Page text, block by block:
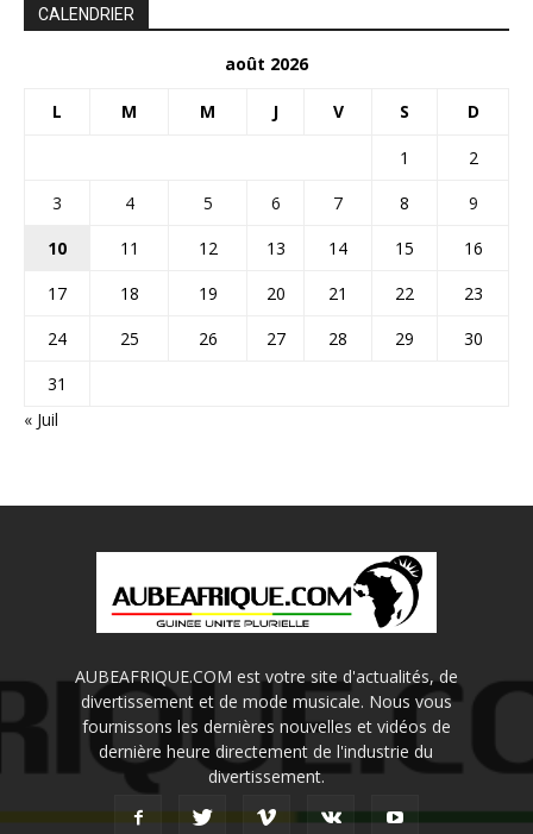
CALENDRIER
août 2026
L M M J V S D
1
2
3
4 5 6 7 8
9
10
11 12 13 14 15
16
17
18 19 20 21 22
23
24
25 26 27 28 29
30
31
« Juil
AUBEAFRIQUE.COM est votre site d'actualités, de
divertissement et de mode musicale. Nous vous
fournissons les dernières nouvelles et vidéos de
dernière heure directement de l'industrie du
divertissement.